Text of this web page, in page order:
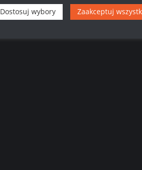
Dostosuj wybory Zaakceptuj